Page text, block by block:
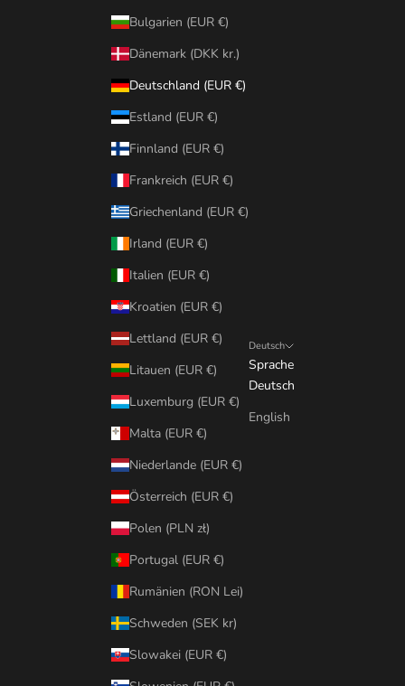
Bulgarien (EUR €)
Dänemark (DKK kr.)
Deutschland (EUR €)
Estland (EUR €)
Finnland (EUR €)
Frankreich (EUR €)
Griechenland (EUR €)
Irland (EUR €)
Italien (EUR €)
Kroatien (EUR €)
Lettland (EUR €)
Litauen (EUR €)
Luxemburg (EUR €)
Malta (EUR €)
Niederlande (EUR €)
Österreich (EUR €)
Polen (PLN zł)
Portugal (EUR €)
Rumänien (RON Lei)
Schweden (SEK kr)
Slowakei (EUR €)
Deutsch
Sprache
Deutsch
English